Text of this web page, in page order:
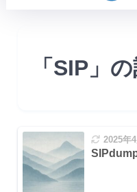
「SIP」
2025年